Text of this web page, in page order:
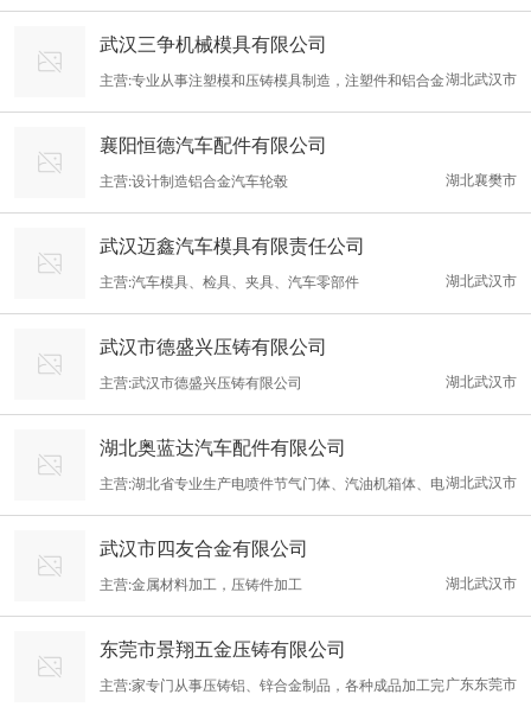
武汉三争机械模具有限公司
湖北武汉市
主营:专业从事注塑模和压铸模具制造，注塑件和铝合金
压铸件的批量生产！
襄阳恒德汽车配件有限公司
湖北襄樊市
主营:设计制造铝合金汽车轮毂
武汉迈鑫汽车模具有限责任公司
湖北武汉市
主营:汽车模具、检具、夹具、汽车零部件
武汉市德盛兴压铸有限公司
湖北武汉市
主营:武汉市德盛兴压铸有限公司
湖北奥蓝达汽车配件有限公司
湖北武汉市
主营:湖北省专业生产电喷件节气门体、汽油机箱体、电
机及汽摩配压铸件的大规模生产厂家..
武汉市四友合金有限公司
湖北武汉市
主营:金属材料加工，压铸件加工
东莞市景翔五金压铸有限公司
广东东莞市
主营:家专门从事压铸铝、锌合金制品，各种成品加工完